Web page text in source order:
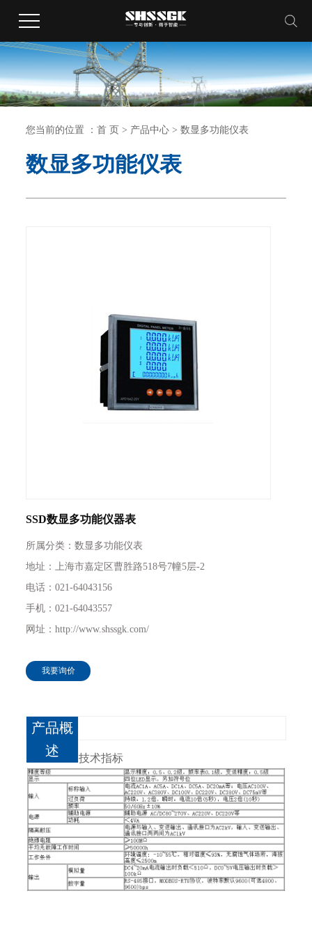
您当前的位置 ：首 页 > 产品中心 >数显多功能仪表
数显多功能仪表
SSD数显多功能仪器表
所属分类：数显多功能仪表
地址：上海市嘉定区曹胜路518号7幢5层-2
电话：021-64043156
手机：021-64043557
网址：http://www.shssgk.com/
我要询价
产品概
述
技术指标